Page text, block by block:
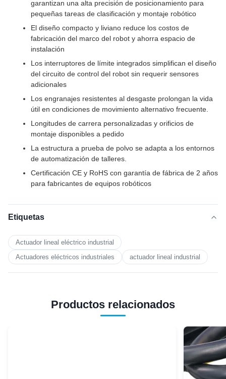
garantizan una alta precisión de posicionamiento para
pequeñas tareas de clasificación y montaje robótico
El diseño compacto y liviano reduce los costos de
fabricación del marco del robot y ahorra espacio de
instalación
Los interruptores de límite integrados simplifican el diseño
del circuito de control del robot sin requerir sensores
adicionales
Los engranajes resistentes al desgaste prolongan la vida
útil en condiciones de movimiento alternativo frecuente.
Longitudes de carrera personalizadas y orificios de
montaje disponibles a pedido
La estructura a prueba de polvo se adapta a los entornos
de automatización de talleres.
Certificación CE y RoHS con garantía de fábrica de 2 años
para fabricantes de equipos robóticos
Etiquetas
Actuador lineal eléctrico industrial
Actuadores eléctricos industriales
actuador lineal industrial
Productos relacionados